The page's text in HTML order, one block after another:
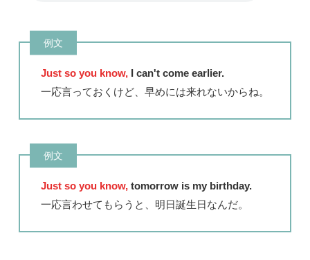
例文
Just so you know,I can't come earlier.
一応言っておくけど、早めには来れないからね。
例文
Just so you know,tomorrow is my birthday.
一応言わせてもらうと、明日誕生日なんだ。